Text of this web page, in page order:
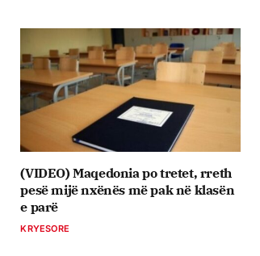
(VIDEO) Maqedonia po tretet, rreth
pesë mijë nxënës më pak në klasën
e parë
KRYESORE